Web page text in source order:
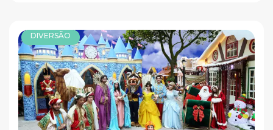
DIVERSÃO